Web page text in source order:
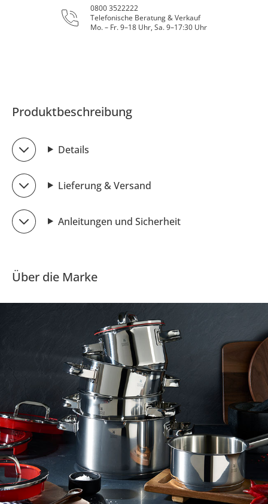
0800 3522222
Telefonische Beratung & Verkauf
Mo. – Fr. 9–18 Uhr, Sa. 9–17:30 Uhr
Produktbeschreibung
Details
Lieferung & Versand
Anleitungen und Sicherheit
Über die Marke